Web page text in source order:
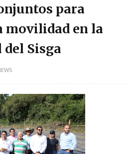
para
movilidad en la
Sisga